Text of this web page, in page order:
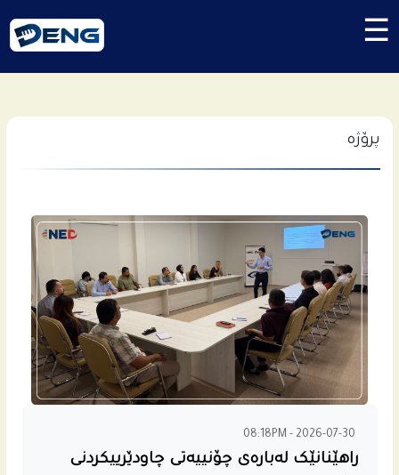
☰
پرۆژە
08:18PM - 2026-07-30
راهێنانێک لەبارەی چۆنییەتی چاودێرییکردنی